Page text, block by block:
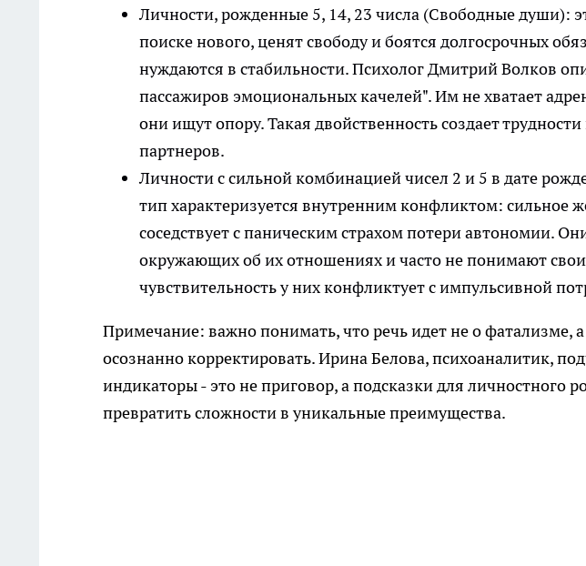
Личности, рожденные 5, 14, 23 числа (Свободные души):
поиске нового, ценят свободу и боятся долгосрочных
нуждаются в стабильности. Психолог Дмитрий Волков
пассажиров эмоциональных качелей". Им не хватает
они ищут опору. Такая двойственность создает
партнеров.
Личности с сильной комбинацией чисел 2 и 5 в дате
тип характеризуется внутренним конфликтом: сильное
соседствует с паническим страхом потери автономии.
окружающих об их отношениях и часто не понимают
чувствительность у них конфликтует с импульсивной
Примечание: важно понимать, что речь идет не о фатализме,
осознанно корректировать. Ирина Белова, психоаналитик,
индикаторы - это не приговор, а подсказки для личностного
превратить сложности в уникальные преимущества.